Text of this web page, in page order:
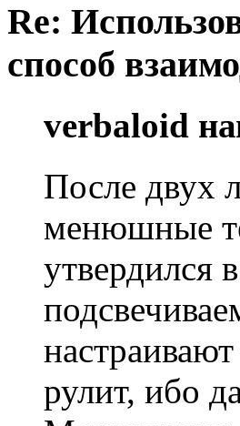
Re:
способ
verbaloid
После двух
менюшные
утвердился
рулит, ибо